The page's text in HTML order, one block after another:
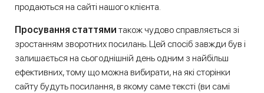
продаються на сайті нашого клієнта.
Просування статтями також чудово справляється зі
зростанням зворотних посилань. Цей спосіб завжди був і
залишається на сьогоднішній день одним з найбільш
ефективних, тому що можна вибирати, на які сторінки
сайту будуть посилання, в якому саме тексті (ви самі